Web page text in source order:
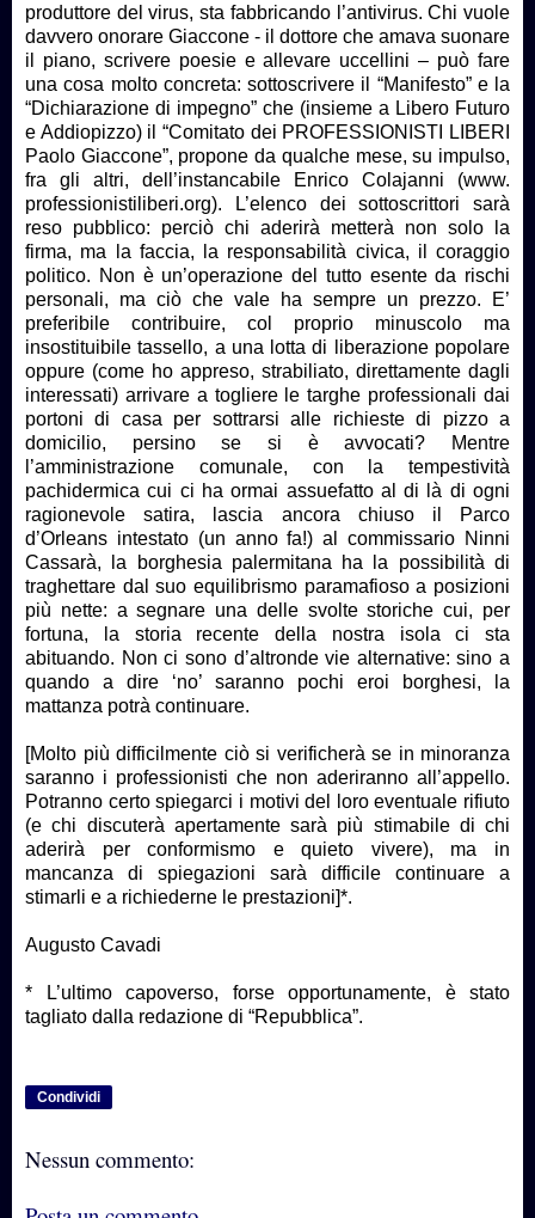
produttore del virus, sta fabbricando l’antivirus. Chi vuole
davvero onorare Giaccone - il dottore che amava suonare
il piano, scrivere poesie e allevare uccellini – può fare
una cosa molto concreta: sottoscrivere il “Manifesto” e la
“Dichiarazione di impegno” che (insieme a Libero Futuro
e Addiopizzo) il “Comitato dei PROFESSIONISTI LIBERI
Paolo Giaccone”, propone da qualche mese, su impulso,
fra gli altri, dell’instancabile Enrico Colajanni (www.
professionistiliberi.org). L’elenco dei sottoscrittori sarà
reso pubblico: perciò chi aderirà metterà non solo la
firma, ma la faccia, la responsabilità civica, il coraggio
politico. Non è un’operazione del tutto esente da rischi
personali, ma ciò che vale ha sempre un prezzo. E’
preferibile contribuire, col proprio minuscolo ma
insostituibile tassello, a una lotta di liberazione popolare
oppure (come ho appreso, strabiliato, direttamente dagli
interessati) arrivare a togliere le targhe professionali dai
portoni di casa per sottrarsi alle richieste di pizzo a
domicilio, persino se si è avvocati? Mentre
l’amministrazione comunale, con la tempestività
pachidermica cui ci ha ormai assuefatto al di là di ogni
ragionevole satira, lascia ancora chiuso il Parco
d’Orleans intestato (un anno fa!) al commissario Ninni
Cassarà, la borghesia palermitana ha la possibilità di
traghettare dal suo equilibrismo paramafioso a posizioni
più nette: a segnare una delle svolte storiche cui, per
fortuna, la storia recente della nostra isola ci sta
abituando. Non ci sono d’altronde vie alternative: sino a
quando a dire ‘no’ saranno pochi eroi borghesi, la
mattanza potrà continuare.
[Molto più difficilmente ciò si verificherà se in minoranza
saranno i professionisti che non aderiranno all’appello.
Potranno certo spiegarci i motivi del loro eventuale rifiuto
(e chi discuterà apertamente sarà più stimabile di chi
aderirà per conformismo e quieto vivere), ma in
mancanza di spiegazioni sarà difficile continuare a
stimarli e a richiederne le prestazioni]*.
Augusto Cavadi
* L’ultimo capoverso, forse opportunamente, è stato
tagliato dalla redazione di “Repubblica”.
Condividi
Nessun commento: